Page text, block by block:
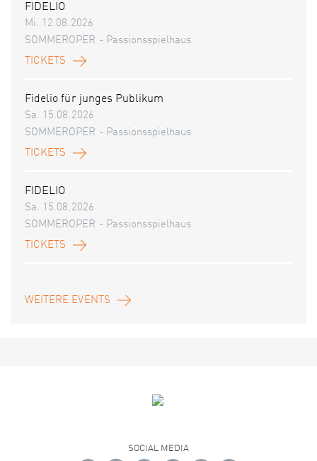
FIDELIO
Mi. 12.08.2026
SOMMEROPER - Passionsspielhaus
TICKETS
Fidelio für junges Publikum
Sa. 15.08.2026
SOMMEROPER - Passionsspielhaus
TICKETS
FIDELIO
Sa. 15.08.2026
SOMMEROPER - Passionsspielhaus
TICKETS
WEITERE EVENTS
SOCIAL MEDIA